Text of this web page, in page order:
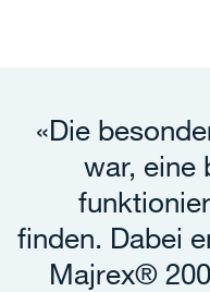
«Die
war, eine
finden. Dabei
Majrex®